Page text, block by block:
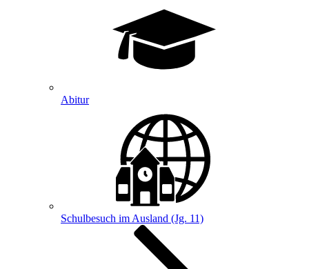
Abitur
Schulbesuch im Ausland (Jg. 11)